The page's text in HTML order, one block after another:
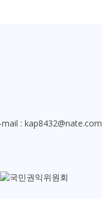
: kap8432@nate.com